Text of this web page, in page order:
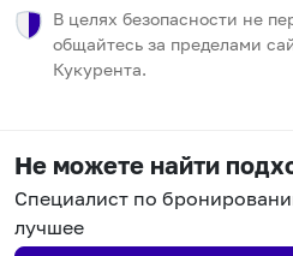
В целях безопасности не
общайтесь за пределами
Кукурента.
Не можете найти
Специалист по
лучшее